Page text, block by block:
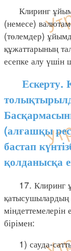
Клиринг
(немесе)
(төлемдер)
құжаттарының
есепке алу үшін
Ескерту.
(алғашқы
бастап
қолданысқа
17. Клиринг
қатысушылардың
міндеттемелерін
бірімен:
1) сауда-